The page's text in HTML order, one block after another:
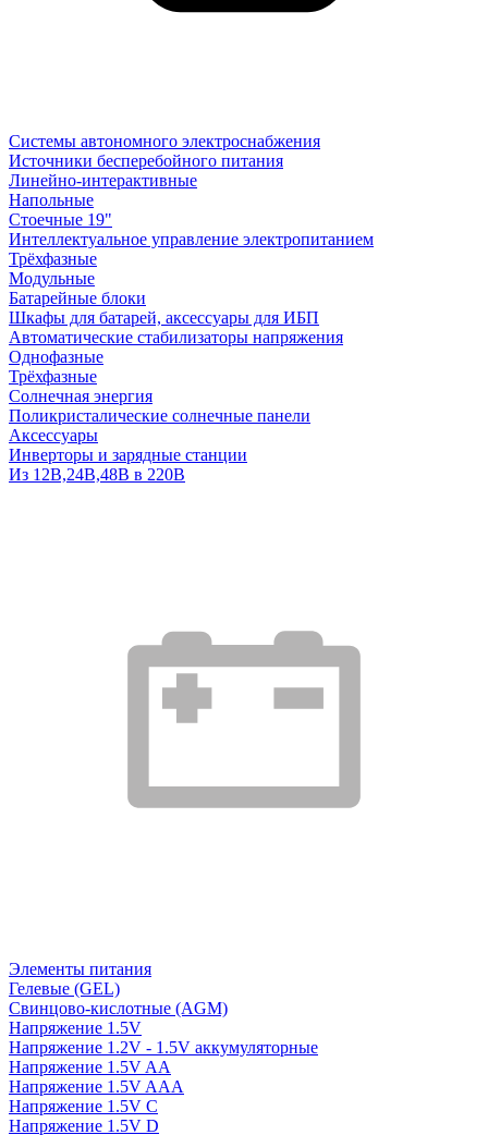
Системы автономного электроснабжения
Источники бесперебойного питания
Линейно-интерактивные
Напольные
Стоечные 19"
Интеллектуальное управление электропитанием
Трёхфазные
Модульные
Батарейные блоки
Шкафы для батарей, аксессуары для ИБП
Автоматические стабилизаторы напряжения
Однофазные
Трёхфазные
Солнечная энергия
Поликристалические солнечные панели
Аксессуары
Инверторы и зарядные станции
Из 12В,24В,48В в 220В
Элементы питания
Гелевые (GEL)
Свинцово-кислотные (AGM)
Напряжение 1.5V
Напряжение 1.2V - 1.5V аккумуляторные
Напряжение 1.5V AA
Напряжение 1.5V AAA
Напряжение 1.5V C
Напряжение 1.5V D